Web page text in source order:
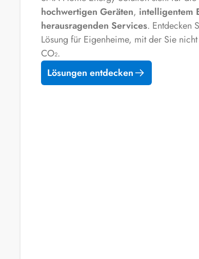
hochwertigen Geräten, intelligentem
herausragenden Services. Entdecken
Lösung für Eigenheime, mit der Sie
CO₂.
Lösungen entdecken